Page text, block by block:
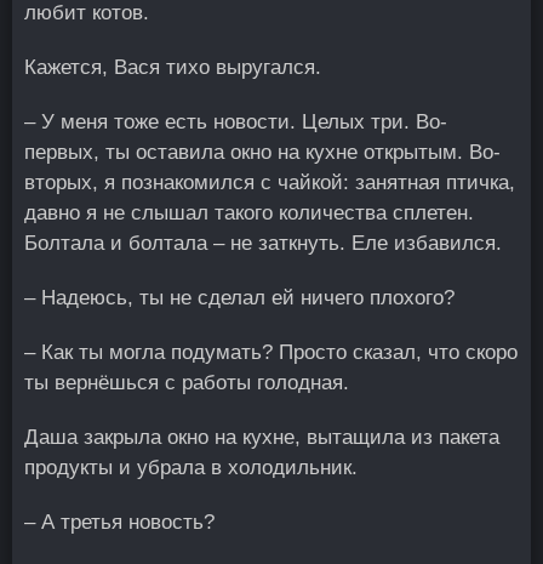
любит котов.
Кажется, Вася тихо выругался.
– У меня тоже есть новости. Целых три. Во-
первых, ты оставила окно на кухне открытым. Во-
вторых, я познакомился с чайкой: занятная птичка,
давно я не слышал такого количества сплетен.
Болтала и болтала – не заткнуть. Еле избавился.
– Надеюсь, ты не сделал ей ничего плохого?
– Как ты могла подумать? Просто сказал, что скоро
ты вернёшься с работы голодная.
Даша закрыла окно на кухне, вытащила из пакета
продукты и убрала в холодильник.
– А третья новость?